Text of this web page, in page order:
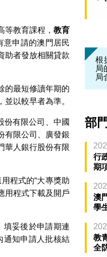
教育課程， 教育
意申請的澳門居民
助者發放相關貸款
的最短修讀年期的
以較早者為準。
份有限公司、中國
有限公司、廣發銀
華人銀行股份有限
程式的“大專獎助
用程式下載及開戶
填妥後於申請期連
通知申請人批核結
根
局
局
部
行
期
澳
學
教
全